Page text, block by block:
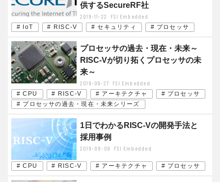
供するSecureRF社
2019-11-22
FSI Embedded
# IoT
# RISC-V # セキュリティ # プロセッサ
プロセッサの過去・現在・未来～
RISC-Vが切り拓くプロセッサの未
来～
2019-09-27
FSI Embedded
# CPU
# RISC-V # アーキテクチャ
# プロセッサ
# プロセッサの過去・現在・未来シリーズ
1日でわかるRISC-Vの開発手法と
採用事例
2019-08-09 FSI Embedded
# CPU # RISC-V # アーキテクチャ # プロセッサ